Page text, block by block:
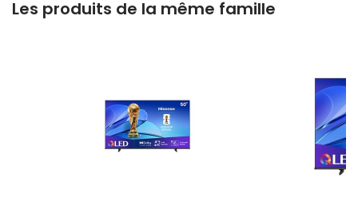
Les produits de la même famille